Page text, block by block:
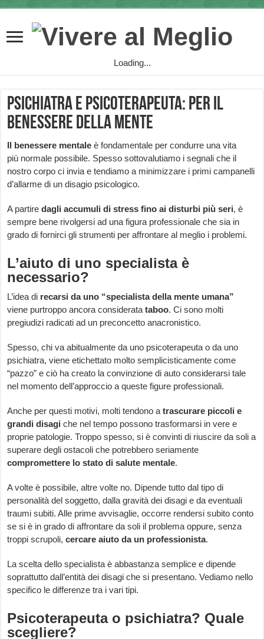
Loading...
Psichiatra e psicoterapeuta: per il
benessere della mente
Il benessere mentale è fondamentale per condurre una vita
più normale possibile. Spesso sottovalutiamo i segnali che il
nostro corpo ci invia e tendiamo a minimizzare i primi campanelli
d’allarme di un disagio psicologico.
A partiredagli accumuli di stress fino ai disturbi più seri, è
sempre bene rivolgersi ad una figura professionale che sia in
grado di fornirci gli strumenti per affrontare al meglio i problemi.
L’aiuto di uno specialista è
necessario?
L’idea di recarsi da uno “specialista della mente umana”
viene purtroppo ancora consideratataboo. Ci sono molti
pregiudizi radicati ad un preconcetto anacronistico.
Spesso, chi va abitualmente da uno psicoterapeuta o da uno
psichiatra, viene etichettato molto semplicisticamente come
“pazzo” e ciò ha creato la convinzione di auto considerarsi tale
nel momento dell’approccio a queste figure professionali.
Anche per questi motivi, molti tendono atrascurare piccoli e
grandi disagi che nel tempo possono trasformarsi in vere e
proprie patologie. Troppo spesso, si è convinti di riuscire da soli a
superare degli ostacoli che potrebbero seriamente
compromettere lo stato di salute mentale.
A volte è possibile, altre volte no. Dipende tutto dal tipo di
personalità del soggetto, dalla gravità dei disagi e da eventuali
traumi subiti. Alle prime avvisaglie, occorre rendersi subito conto
se si è in grado di affrontare da soli il problema oppure, senza
troppi scrupoli,cercare aiuto da un professionista.
La scelta dello specialista è abbastanza semplice e dipende
soprattutto dall’entità dei disagi che si presentano. Vediamo nello
specifico le differenze tra i vari tipi.
Psicoterapeuta o psichiatra? Quale
scegliere?